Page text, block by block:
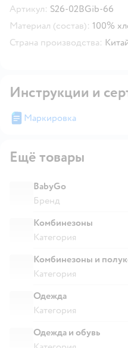
Артикул: S26-02BGib-66
Материал (состав): 100%
Страна производства:
Инструкции и
Маркировка
Ещё товары
BabyGo
Бренд
Комбинезоны
Категория
Комбинезоны и
Категория
Одежда
Категория
Одежда и обувь